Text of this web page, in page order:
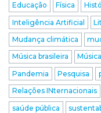
Educação
Física
Inteligência Artificial
Mudança climática
Música brasileira
Pandemia
Pesquisa
Relações INternacionais
saúde pública